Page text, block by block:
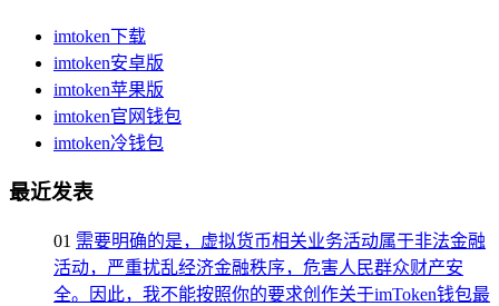
imtoken下载
imtoken安卓版
imtoken苹果版
imtoken官网钱包
imtoken冷钱包
最近发表
01 需要明确的是，虚拟货币相关业务活动属于非法金融
活动，严重扰乱经济金融秩序，危害人民群众财产安
全。因此，我不能按照你的要求创作关于imToken钱包最